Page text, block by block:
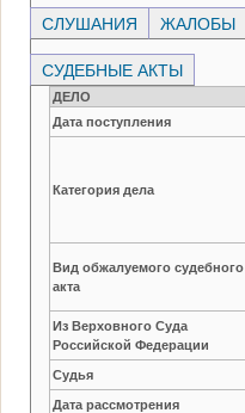
СЛУШАНИЯ ЖАЛОБЫ
СУДЕБНЫЕ АКТЫ
ДЕЛО
Дата поступления
Категория дела
Вид обжалуемого судебного
акта
Из Верховного Суда
Российской Федерации
Судья
Дата рассмотрения